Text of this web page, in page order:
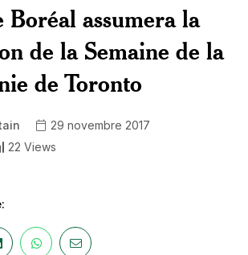
Boréal assumera la
de la Semaine de la
de Toronto
29 novembre 2017
22 Views